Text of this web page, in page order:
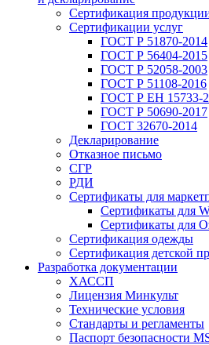
Сертификация
Сертификации услуг
ГОСТ Р 51870-2014
ГОСТ Р 56404-2015
ГОСТ Р 52058-2003
ГОСТ Р 51108-2016
ГОСТ Р ЕН 15733-
ГОСТ Р 50690-2017
ГОСТ 32670-2014
Декларирование
Отказное письмо
СГР
РДИ
Сертификаты для
Сертификаты для
Сертификаты для
Сертификация одежды
Сертификация детской
Разработка документации
ХАССП
Лицензия Минкульт
Технические условия
Стандарты и регламенты
Паспорт безопасности